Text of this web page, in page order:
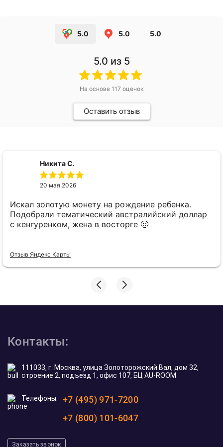
5.0 5.0 5.0
5.0 из 5
На основе 117 оценок
Оставить отзыв
Никита С.
20 мая 2026
Искал золотую монету на рождение ребенка.
Подобрали тематический австралийский доллар
с кенгуренком, жена в восторге 🙂
Отзыв Яндекс Карты
Контакты:
111033, г. Москва, улица Золоторожский Вал, дом 32,
строение 2, подъезд 1, офис 107, БЦ AU-ROOM
Телефоны:
+7 (495) 971-7200
+7 (800) 101-6047
Заказать звонок